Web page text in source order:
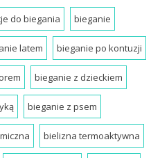
do biegania bieganie
latem bieganie po kontuzji
bieganie z dzieckiem
bieganie z psem
bielizna termoaktywna